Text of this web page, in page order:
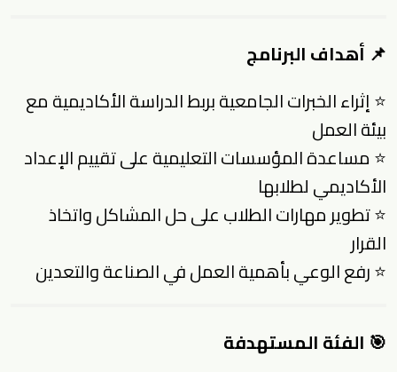
📌 أهداف البرنامج
⭐ إثراء الخبرات الجامعية بربط الدراسة الأكاديمية مع
بيئة العمل
⭐ مساعدة المؤسسات التعليمية على تقييم الإعداد
الأكاديمي لطلابها
⭐ تطوير مهارات الطلاب على حل المشاكل واتخاذ
القرار
⭐ رفع الوعي بأهمية العمل في الصناعة والتعدين
🎯 الفئة المستهدفة